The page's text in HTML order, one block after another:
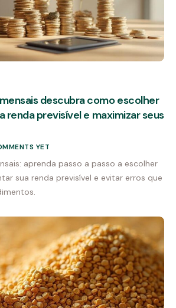
descubra como escolher
renda previsível e maximizar seus
YET
aprenda passo a passo a escolher
sua renda previsível e evitar erros que